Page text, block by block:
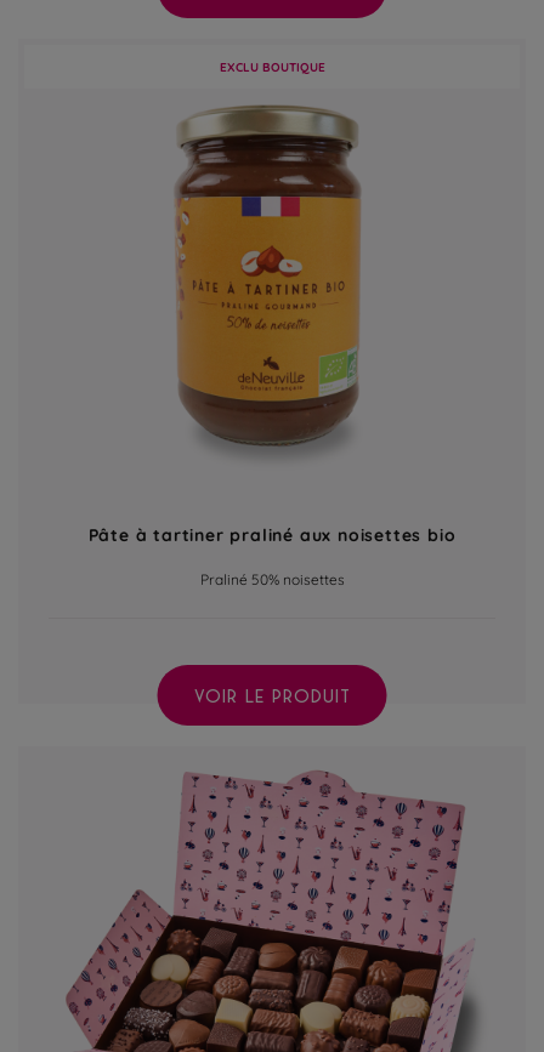
EXCLU BOUTIQUE
Pâte à tartiner praliné aux noisettes bio
Praliné 50% noisettes
VOIR LE PRODUIT